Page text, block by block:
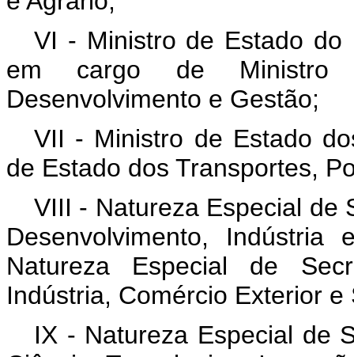
VI - Ministro de Estado do
em cargo de Ministro
Desenvolvimento e Gestão;
VII - Ministro de Estado
de Estado dos Transportes,
VIII - Natureza Especial de
Desenvolvimento,
Natureza Especial de
Indústria, Comércio Exterior e
IX - Natureza Especial de